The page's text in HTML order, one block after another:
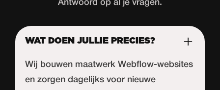
Antwoord op al je vragen.
WAT DOEN JULLIE PRECIES?
Wij bouwen maatwerk Webflow-websites
en zorgen dagelijks voor nieuwe